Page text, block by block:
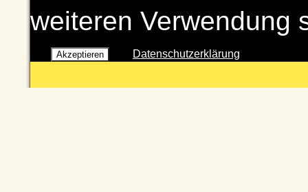
weiteren Verwendung
Akzeptieren Datenschutzerklärung